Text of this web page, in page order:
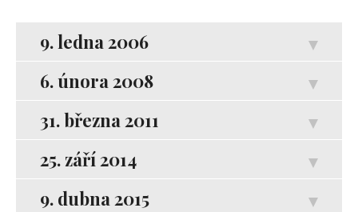
9. ledna 2006
6. února 2008
31. března 2011
25. září 2014
9. dubna 2015